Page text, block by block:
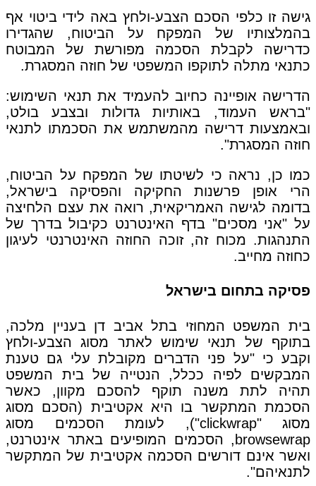
גישה זו כלפי הסכם הצבע-ולחץ באה לידי ביטוי אף
בהמלצותיו של המפקח על הביטוח, שהגדירו
כדרישה לקבלת הסכמה מפורשת של המבוטח
כתנאי מתלה לתוקפו המשפטי של חוזה המסגרת.
הדרישה אופיינה כחיוב להעמיד את תנאי השימוש:
"בראש העמוד, באותיות גדולות ובצבע בולט,
ובאמצעות דרישה מהמשתמש את הסכמתו לתנאי
חוזה המסגרת".
כמו כן, נראה כי לשיטתו של המפקח על הביטוח,
הרי אופן פרשנות החקיקה והפסיקה בישראל,
בדומה לגישה האמריקאית, רואה את עצם הלחיצה
על "אני מסכים" בדף האינטרנט כקיבול בדרך של
התנהגות. מכוח זה, זוכה החוזה האינטרנטי לעיגון
כחוזה מחייב.
פסיקה בתחום בישראל
בית המשפט המחוזי בתל אביב דן בעניין מלכה,
בתוקף של תנאי שימוש לאתר מסוג הצבע-ולחץ
וקבע כי "על פני הדברים מקובלת עלי גם טענת
המבקשים לפיה ככלל, הנטייה של בית המשפט
תהיה לתת משנה תוקף להסכם מקוון, כאשר
הסכמת המתקשר בו היא אקטיבית (הסכם מסוג
מסוג "clickwrap"), לעומת הסכמים מסוג
browsewrap, הסכמים המופיעים באתר אינטרנט,
ואשר אינם דורשים הסכמה אקטיבית של המתקשר
לתנאיהם".